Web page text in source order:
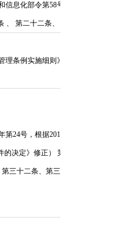
信息化部令第58号（2022年））第
、 第二十二条、 第二十三条
理条例实施细则》第四十四条
第24号，根据2015年10月28日《商
决定》修正） 第二十七条第一款
三十二条、第三十条